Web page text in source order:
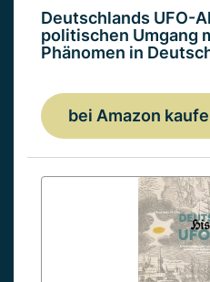
Deutschlands UFO-
politischen Umgang
Phänomen in
bei Amazon